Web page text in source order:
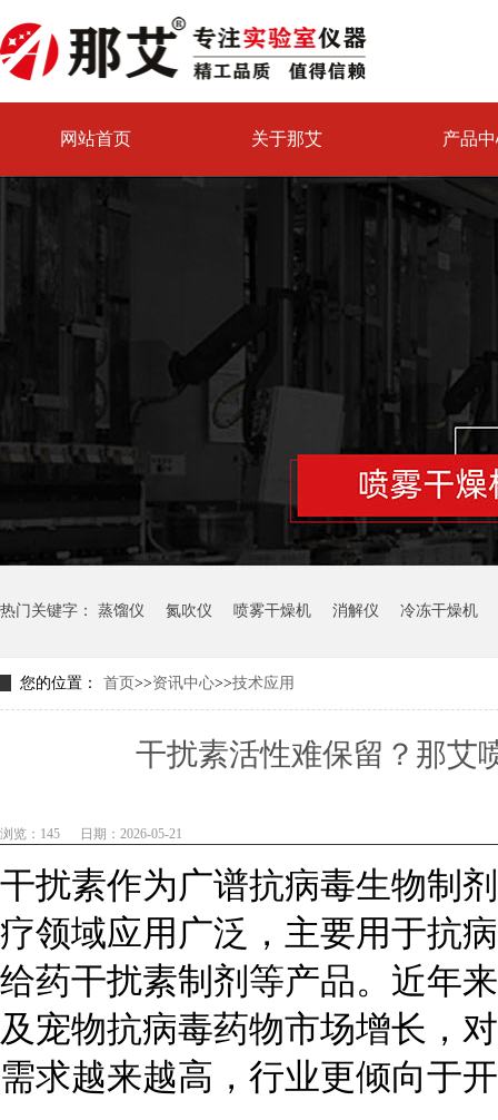
网站首页 关于那艾 产品
喷雾干燥机试验中心
热门关键字： 蒸馏仪 氮吹仪 喷雾干燥机 消解仪 冷冻干燥机
您的位置： 首页 >>资讯中心>>技术应用
干扰素活性难保留？那艾
浏览：145 日期：2026-05-21
干扰素作为广谱抗病毒生物制
疗领域应用广泛，主要用于抗
给药干扰素制剂等产品。近年
及宠物抗病毒药物市场增长，
需求越来越高，行业更倾向于